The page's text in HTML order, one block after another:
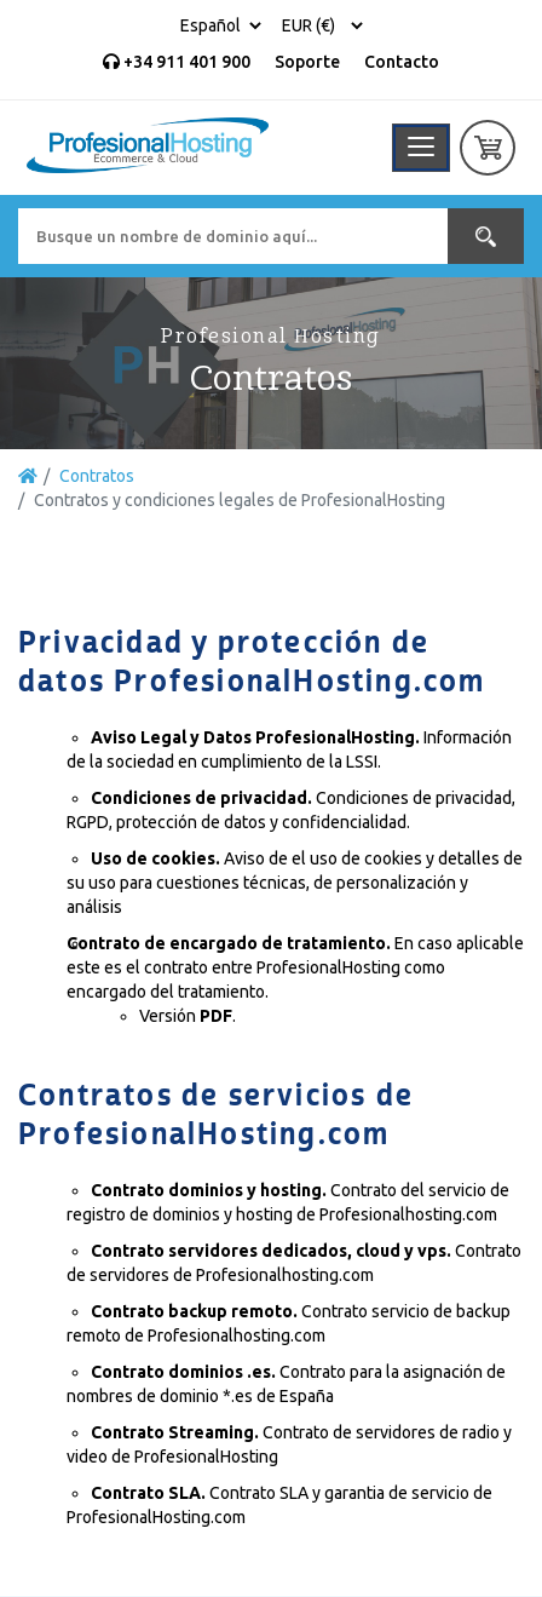
+34 911 401 900 Soporte Contacto
Profesional Hosting
Contratos
Contratos
Contratos y condiciones legales de ProfesionalHosting
Privacidad y protección de
datos ProfesionalHosting.com
Aviso Legal y Datos ProfesionalHosting. Información
de la sociedad en cumplimiento de la LSSI.
Condiciones de privacidad. Condiciones de privacidad,
RGPD, protección de datos y confidencialidad.
Uso de cookies. Aviso de el uso de cookies y detalles de
su uso para cuestiones técnicas, de personalización y
análisis
Contrato de encargado de tratamiento. En caso aplicable
este es el contrato entre ProfesionalHosting como
encargado del tratamiento.
Versión PDF.
Contratos de servicios de
ProfesionalHosting.com
Contrato dominios y hosting. Contrato del servicio de
registro de dominios y hosting de Profesionalhosting.com
Contrato servidores dedicados, cloud y vps. Contrato
de servidores de Profesionalhosting.com
Contrato backup remoto. Contrato servicio de backup
remoto de Profesionalhosting.com
Contrato dominios .es. Contrato para la asignación de
nombres de dominio *.es de España
Contrato Streaming. Contrato de servidores de radio y
video de ProfesionalHosting
Contrato SLA. Contrato SLA y garantia de servicio de
ProfesionalHosting.com